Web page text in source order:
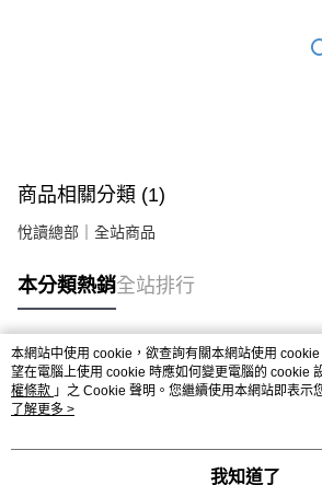
商品相關分類 (1)
悅讀總部｜全站商品
本分類熱銷全站排行
熱門標籤
本網站中使用 cookie，欲查詢有關本網站使用
望在電腦上使用 cookie 時應如何變更電腦的 cookie
權條款 」之 Cookie 聲明。您繼續使用本網站即表示
用條款之 Cookie 聲明使用 cookie。
了解更多 >
我知道了